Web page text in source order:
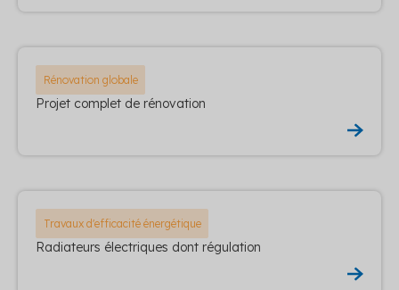
Rénovation globale
Projet complet de rénovation
Travaux d'efficacité énergétique
Radiateurs électriques dont régulation